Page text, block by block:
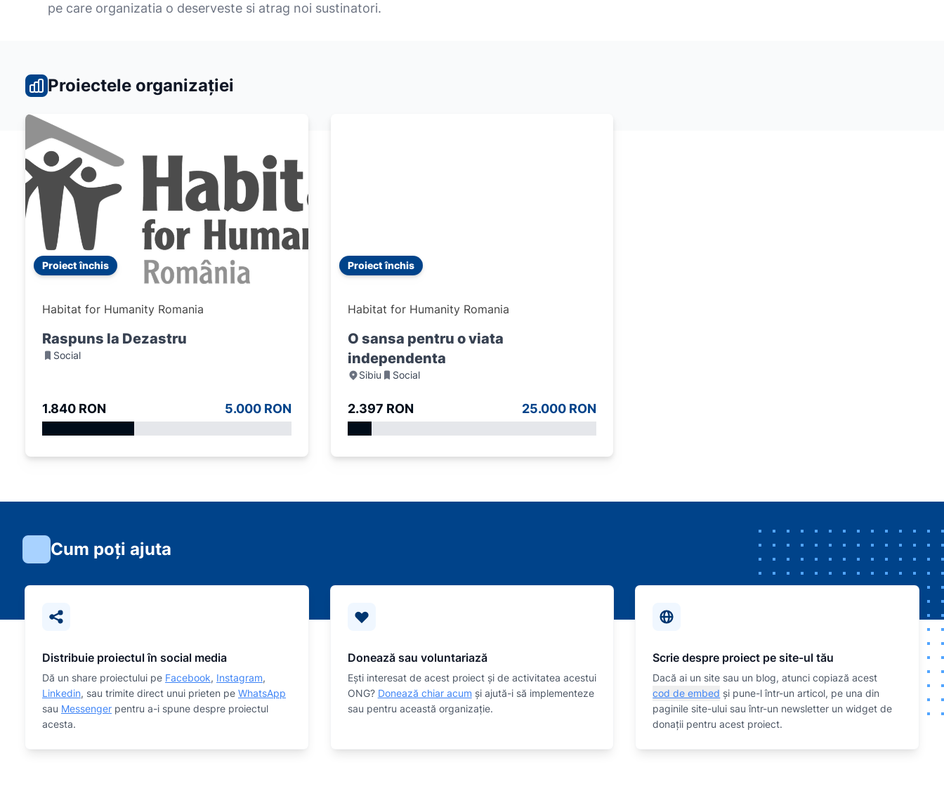
pe care organizatia o deserveste si atrag noi sustinatori.
Proiectele organizației
Proiect închis
Habitat for Humanity Romania
Raspuns la Dezastru
Social
1.840 RON 5.000 RON
Proiect închis
Habitat for Humanity Romania
O sansa pentru o viata
independenta
Sibiu Social
2.397 RON 25.000 RON
Cum poți ajuta
Distribuie proiectul în social media
Dă un share proiectului pe Facebook, Instagram,
Linkedin, sau trimite direct unui prieten pe WhatsApp
sau Messenger pentru a-i spune despre proiectul
acesta.
Donează sau voluntariază
Eşti interesat de acest proiect și de activitatea acestui
ONG? Donează chiar acum și ajută-i să implementeze
sau pentru această organizaţie.
Scrie despre proiect pe site-ul tău
Dacă ai un site sau un blog, atunci copiază acest
cod de embed și pune-l într-un articol, pe una din
paginile site-ului sau într-un newsletter un widget de
donații pentru acest proiect.